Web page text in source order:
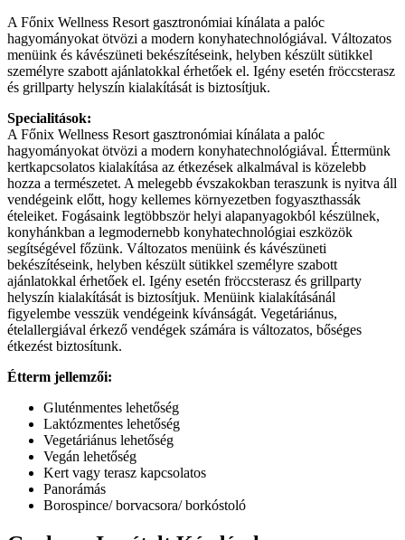
A Főnix Wellness Resort gasztronómiai kínálata a palóc
hagyományokat ötvözi a modern konyhatechnológiával. Változatos
menüink és kávészüneti bekészítéseink, helyben készült sütikkel
személyre szabott ajánlatokkal érhetőek el. Igény esetén fröccsterasz
és grillparty helyszín kialakítását is biztosítjuk.
Specialitások:
A Főnix Wellness Resort gasztronómiai kínálata a palóc
hagyományokat ötvözi a modern konyhatechnológiával. Éttermünk
kertkapcsolatos kialakítása az étkezések alkalmával is közelebb
hozza a természetet. A melegebb évszakokban teraszunk is nyitva áll
vendégeink előtt, hogy kellemes környezetben fogyaszthassák
ételeiket. Fogásaink legtöbbször helyi alapanyagokból készülnek,
konyhánkban a legmodernebb konyhatechnológiai eszközök
segítségével főzünk. Változatos menüink és kávészüneti
bekészítéseink, helyben készült sütikkel személyre szabott
ajánlatokkal érhetőek el. Igény esetén fröccsterasz és grillparty
helyszín kialakítását is biztosítjuk. Menüink kialakításánál
figyelembe vesszük vendégeink kívánságát. Vegetáriánus,
ételallergiával érkező vendégek számára is változatos, bőséges
étkezést biztosítunk.
Étterm jellemzői:
Gluténmentes lehetőség
Laktózmentes lehetőség
Vegetáriánus lehetőség
Vegán lehetőség
Kert vagy terasz kapcsolatos
Panorámás
Borospince/ borvacsora/ borkóstoló